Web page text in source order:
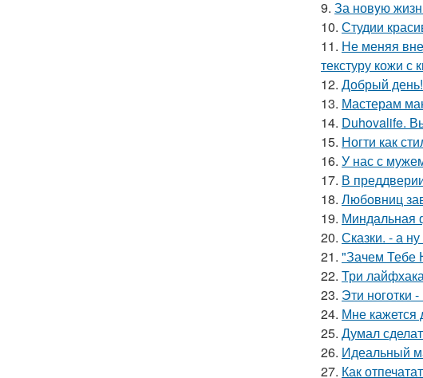
9. За новyю
10. Студии
11. Не меняя
текстуру кожи с
12. Добрый
13. Мастерам
14. Duhovalife.
15. Ногти как
16. У нас с
17. В
18. Любовниц
19. Миндальная
20. Сказки. - а
21. "Зачем Тебе
22. Три
23. Эти ноготки
24. Мне кажется
25. Думал
26. Идеальный
27. Как